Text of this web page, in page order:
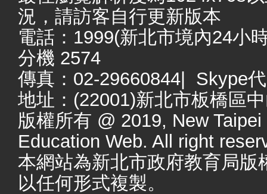
況，請訪客自行更新版本
電話：1999(新北市境內24小
分機 2574
傳真：02-29660844| Skype
地址：(22001)新北市板橋
版權所有 @ 2019, New
Education Web. All right
本網站為新北市政府教育局版
以任何形式複製。